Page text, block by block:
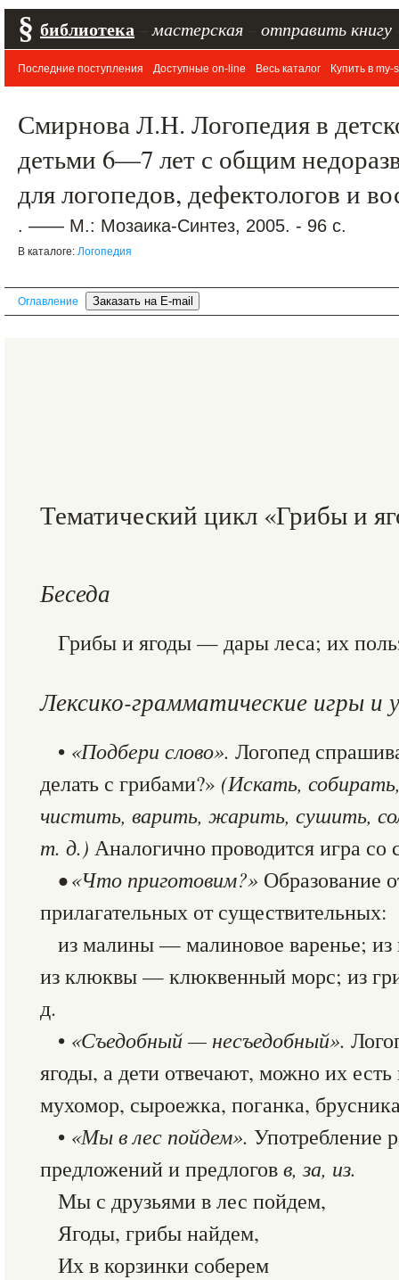
§ библиотека мастерская отправить книгу
Последние поступления Доступные on-line Весь каталог Купить в my-
Смирнова Л.Н. Логопедия в
детьми 6—7 лет с общим
для логопедов, дефектологов и
. —— М.: Мозаика-Синтез, 2005. - 96 с.
В каталоге: Логопедия
Оглавление
Тематический цикл «Грибы и
Беседа
Грибы и ягоды — дары леса; их
Лексико-грамматические игры и
• «Подбери слово». Логопед
делать с грибами?» (Искать,
чистить, варить, жарить, сушить,
т. д.) Аналогично проводится игра со
• «Что приготовим?» Образование
прилагательных от существительных:
из малины — малиновое варенье;
из клюквы — клюквенный морс; из
д.
• «Съедобный — несъедобный».
ягоды, а дети отвечают, можно их
мухомор, сыроежка, поганка,
• «Мы в лес пойдем». Употребление
предложений и предлоговв, за, из.
Мы с друзьями в лес пойдем,
Ягоды, грибы найдем,
Их в корзинки соберем